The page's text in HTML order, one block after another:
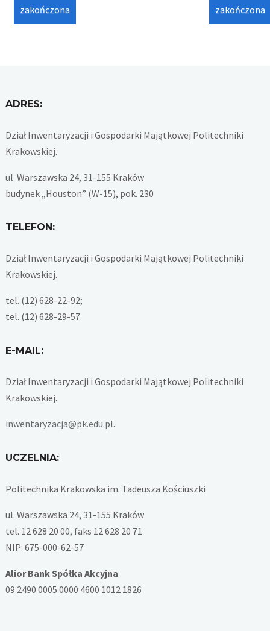
zakończona
zakończona
ADRES:
Dział Inwentaryzacji i Gospodarki Majątkowej Politechniki
Krakowskiej.
ul. Warszawska 24, 31-155 Kraków
budynek „Houston” (W-15), pok. 230
TELEFON:
Dział Inwentaryzacji i Gospodarki Majątkowej Politechniki
Krakowskiej.
tel. (12) 628-22-92;
tel. (12) 628-29-57
E-MAIL:
Dział Inwentaryzacji i Gospodarki Majątkowej Politechniki
Krakowskiej.
inwentaryzacja@pk.edu.pl.
UCZELNIA:
Politechnika Krakowska im. Tadeusza Kościuszki
ul. Warszawska 24, 31-155 Kraków
tel. 12 628 20 00, faks 12 628 20 71
NIP: 675-000-62-57
Alior Bank Spółka Akcyjna
09 2490 0005 0000 4600 1012 1826